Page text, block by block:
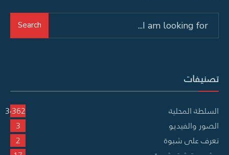
Search
تصنيفات
السلطة المحلية
3٬362
الصور والفيديو
3
تعرف على شبوة
2